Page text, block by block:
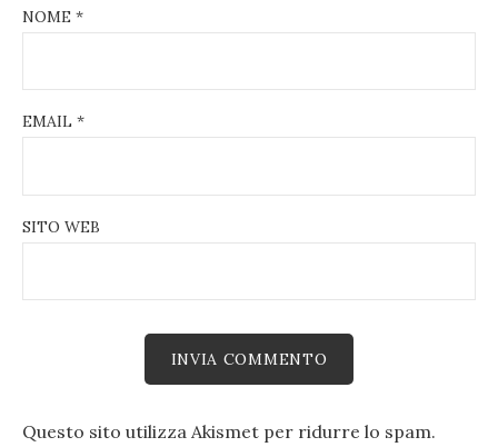
NOME *
EMAIL *
SITO WEB
Questo sito utilizza Akismet per ridurre lo spam.